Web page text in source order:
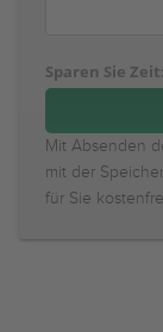
Sparen Sie Zeit:
Mit Absenden
mit der
für Sie